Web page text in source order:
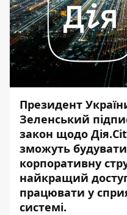
Президент
Зеленський
закон щодо
зможуть
корпоративну
найкращий
працювати у
системі.